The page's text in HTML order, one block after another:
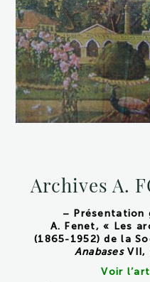
Archives A.
– Présentation
A. Fenet, « Les
(1865-1952) de la
AnabasesVII,
Voir